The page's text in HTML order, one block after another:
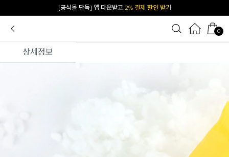
[공식몰 단독] 앱 다운받고 2% 결제 할인 받기
0
상세정보